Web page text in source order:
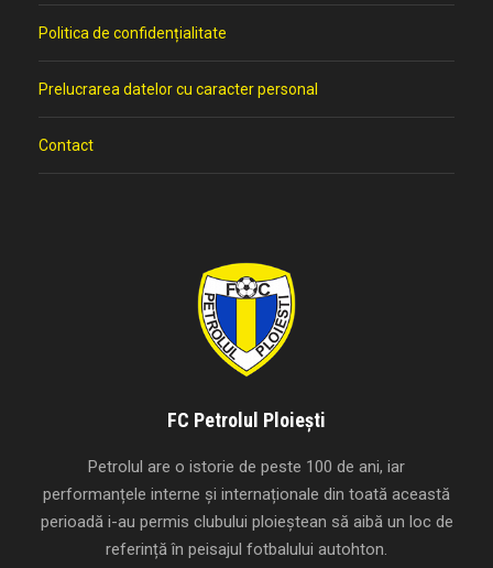
Politica de confidențialitate
Prelucrarea datelor cu caracter personal
Contact
FC Petrolul Ploiești
Petrolul are o istorie de peste 100 de ani, iar
performanțele interne și internaționale din toată această
perioadă i-au permis clubului ploieștean să aibă un loc de
referință în peisajul fotbalului autohton.